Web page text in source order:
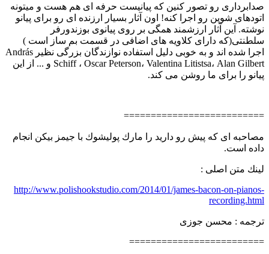
صدابرداری رو تصور كنین كه پیانیست حرفه ای هم هست و میتونه
اتودهای شوپن رو اجرا كنه! اون آثار بسیار ارزنده ای رو برای پیانو
نوشته. آین آثار ارزشمند همگی بر روی پیانوی بوزندورفر
سلطنتی(كه دارای كلاویه های اضافی در قسمت بم ساز است )
اجرا شده اند و به خوبی دلیل استفاده نوازندگان بزرگی نظیر András
Schiff ،‌ Oscar Peterson، Valentina Litistsa، Alan Gilbert و ... از این
پیانو را برای ما روشن می كند.
==========================
مصاحبه ای كه پیش رو دارید را مارك پولیشوك با جیمز بیكن انجام
داده است.
لینك متن اصلی :‌
http://www.polishookstudio.com/2014/01/james-bacon-on-pianos-
recording.html
ترجمه :‌ محسن جوزی
=========================